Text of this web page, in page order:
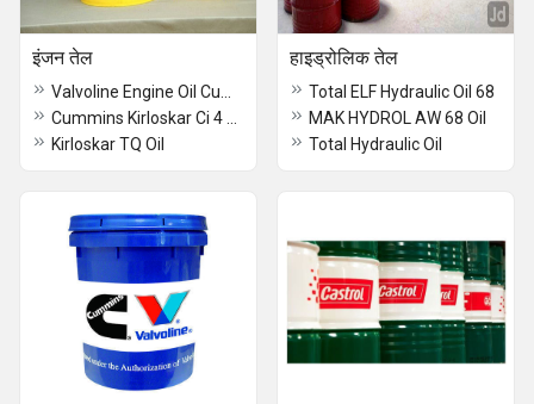
इंजन तेल
Kirloskar TQ Oil
हाइड्रोलिक तेल
Total ELF Hydraulic Oil 68
MAK HYDROL AW 68 Oil
Total Hydraulic Oil